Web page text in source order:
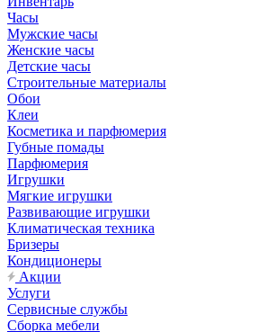
Часы
Мужские часы
Женские часы
Детские часы
Строительные материалы
Обои
Клеи
Косметика и парфюмерия
Губные помады
Парфюмерия
Игрушки
Мягкие игрушки
Развивающие игрушки
Климатическая техника
Бризеры
Кондиционеры
Акции
Услуги
Сервисные службы
Сборка мебели